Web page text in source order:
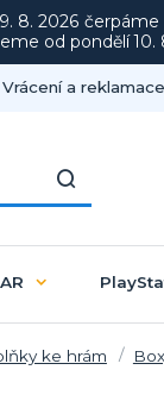
8. 2026
od pondělí
Vrácení a
ke hrám